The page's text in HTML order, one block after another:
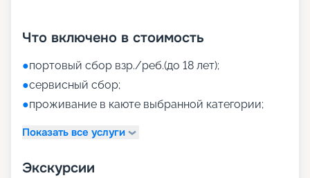
Что включено в стоимость
●портовый сбор взр./реб.(до 18 лет);
●сервисный сбор;
●проживание в каюте выбранной категории;
Показать все услуги
Экскурсии